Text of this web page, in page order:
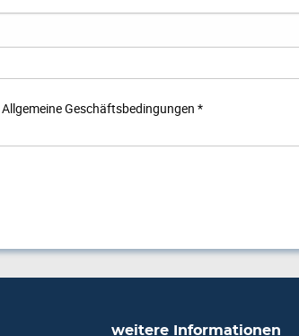
Allgemeine Geschäftsbedingungen *
weitere Informationen